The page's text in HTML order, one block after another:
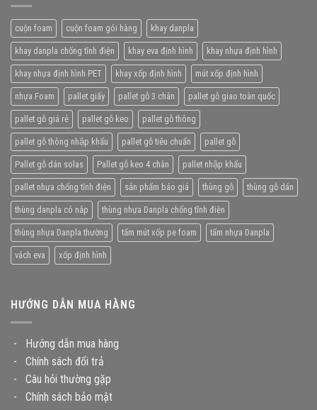
cuộn foam cuộn foam gói hàng khay danpla
khay danpla chống tĩnh điện khay eva định hình khay nhựa định hình
khay nhựa định hình PET khay xốp định hình mút xốp định hình
nhựa Foam pallet giấy pallet gỗ 3 chân pallet gỗ giao toàn quốc
pallet gỗ giá rẻ pallet gỗ keo pallet gỗ thông
pallet gỗ thông nhập khẩu pallet gỗ tiêu chuẩn pallet gỗ
Pallet gỗ dán solas Pallet gỗ keo 4 chân pallet nhập khẩu
pallet nhựa chống tĩnh điện sản phẩm báo giá thùng gỗ thùng gỗ dán
thùng danpla có nắp thùng nhựa Danpla chống tĩnh điện
thùng nhựa Danpla thường tấm mút xốp pe foam tấm nhựa Danpla
vách eva xốp định hình
HƯỚNG DẪN MUA HÀNG
- Hướng dẫn mua hàng
- Chính sách đổi trả
- Câu hỏi thường gặp
- Chính sách bảo mật